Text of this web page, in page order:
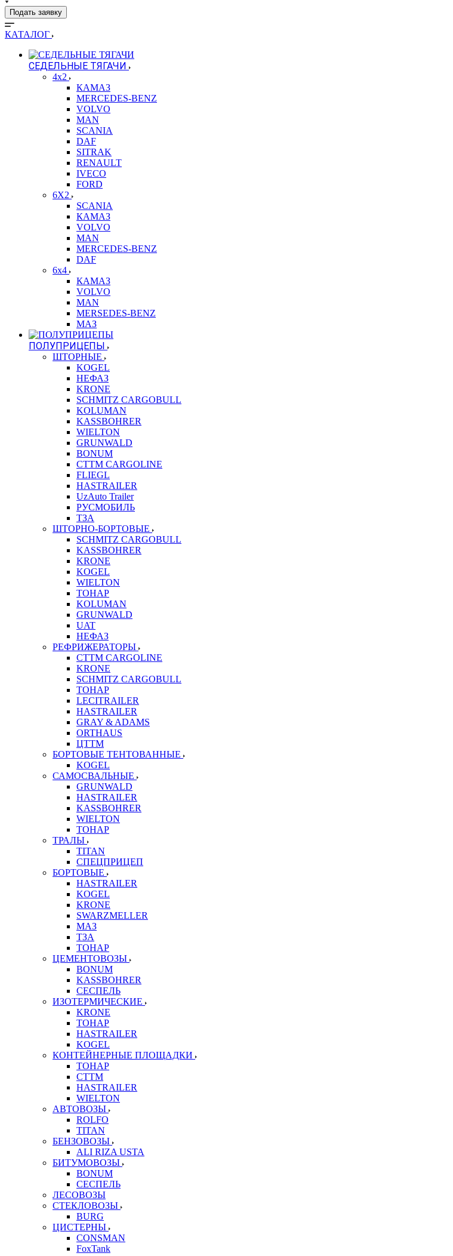
Подать заявку
КАТАЛОГ
СЕДЕЛЬНЫЕ ТЯГАЧИ
4x2
КАМАЗ
MERCEDES-BENZ
VOLVO
MAN
SCANIA
DAF
SITRAK
RENAULT
IVECO
FORD
6X2
SCANIA
КАМАЗ
VOLVO
MAN
MERCEDES-BENZ
DAF
6x4
КАМАЗ
VOLVO
MAN
MERSEDES-BENZ
МАЗ
ПОЛУПРИЦЕПЫ
ШТОРНЫЕ
KOGEL
НЕФАЗ
KRONE
SCHMITZ CARGOBULL
KOLUMAN
KASSBOHRER
WIELTON
GRUNWALD
BONUM
CTTM CARGOLINE
FLIEGL
HASTRAILER
UzAuto Trailer
РУСМОБИЛЬ
ТЗА
ШТОРНО-БОРТОВЫЕ
SCHMITZ CARGOBULL
KASSBOHRER
KRONE
KOGEL
WIELTON
ТОНАР
KOLUMAN
GRUNWALD
UAT
НЕФАЗ
РЕФРИЖЕРАТОРЫ
CTTM CARGOLINE
KRONE
SCHMITZ CARGOBULL
ТОНАР
LECITRAILER
HASTRAILER
GRAY & ADAMS
ORTHAUS
ЦТТМ
БОРТОВЫЕ ТЕНТОВАННЫЕ
KOGEL
САМОСВАЛЬНЫЕ
GRUNWALD
HASTRAILER
KASSBOHRER
WIELTON
ТОНАР
ТРАЛЫ
TITAN
СПЕЦПРИЦЕП
БОРТОВЫЕ
HASTRAILER
KOGEL
KRONE
SWARZMELLER
МАЗ
ТЗА
ТОНАР
ЦЕМЕНТОВОЗЫ
BONUM
KASSBOHRER
СЕСПЕЛЬ
ИЗОТЕРМИЧЕСКИЕ
KRONE
ТОНАР
HASTRAILER
KOGEL
КОНТЕЙНЕРНЫЕ ПЛОЩАДКИ
ТОНАР
CTTM
HASTRAILER
WIELTON
АВТОВОЗЫ
ROLFO
TITAN
БЕНЗОВОЗЫ
ALI RIZA USTA
БИТУМОВОЗЫ
BONUM
СЕСПЕЛЬ
ЛЕСОВОЗЫ
СТЕКЛОВОЗЫ
BURG
ЦИСТЕРНЫ
CONSMAN
FoxTank